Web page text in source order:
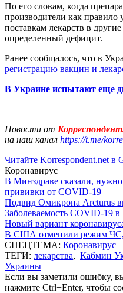
По его словам, когда
производители как
поставкам лекарств в
определенный дефицит.
Ранее сообщалось, что в
регистрацию вакцин и
В Украине испытают еще
Новости от
на наш канал https://t.me/
Читайте Korrespondent.net в
Коронавирус
В Минздраве сказали,
прививки от COVID-19
Подвид Омикрона Arcturus
Заболеваемость COVID-19
Новый вариант
В США отменили режим ЧС,
СПЕЦТЕМА: Коронавирус
ТЕГИ: лекарства, Кабмин
Украины
Если вы заметили ошибку,
нажмите Ctrl+Enter, чтобы